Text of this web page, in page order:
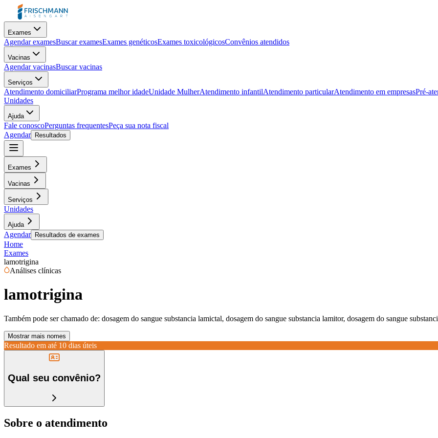
Exames
Agendar examesBuscar examesExames genéticosExames toxicológicosConvênios atendidos
Vacinas
Agendar vacinasBuscar vacinas
Serviços
Atendimento domiciliarPrograma melhor idadeUnidade MulherAtendimento infantilAtendimento particularAtendimento em empresasPré-
Unidades
Ajuda
Fale conoscoPerguntas frequentesPeça sua nota fiscal
Agendar
Resultados
Exames
Vacinas
Serviços
Unidades
Ajuda
Agendar Resultados de exames
Home
Exames
lamotrigina
Análises clínicas
lamotrigina
Também pode ser chamado de: dosagem do sangue substancia lamictal, dosagem do sangue substancia lamitor, dosagem do sangue
Mostrar mais nomes
Resultado em até 10 dias úteis
Qual seu convênio?
Sobre o atendimento